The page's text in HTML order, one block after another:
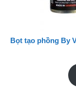
Bọt tạo phồng By